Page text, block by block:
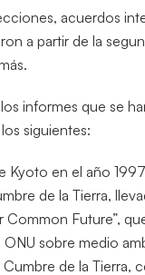
acuerdos
a partir de la
informes que se
siguientes:
Kyoto en el año
de la Tierra,
Common Future”,
sobre medio
de la Tierra,